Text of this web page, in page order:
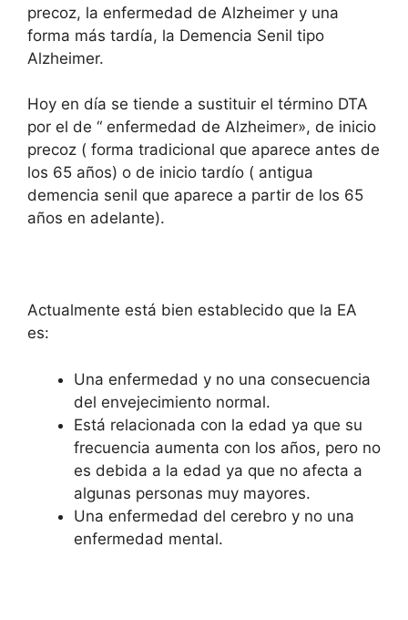
precoz, la enfermedad de Alzheimer y una
forma más tardía, la Demencia Senil tipo
Alzheimer.
Hoy en día se tiende a sustituir el término DTA
por el de “ enfermedad de Alzheimer», de inicio
precoz ( forma tradicional que aparece antes de
los 65 años) o de inicio tardío ( antigua
demencia senil que aparece a partir de los 65
años en adelante).
Actualmente está bien establecido que la EA
es:
Una enfermedad y no una consecuencia
del envejecimiento normal.
Está relacionada con la edad ya que su
frecuencia aumenta con los años, pero no
es debida a la edad ya que no afecta a
algunas personas muy mayores.
Una enfermedad del cerebro y no una
enfermedad mental.